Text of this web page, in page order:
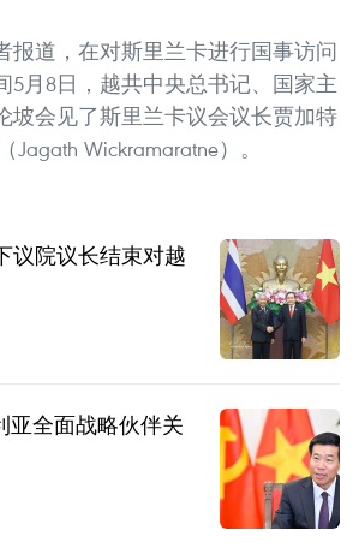
报道，在对斯里兰卡进行国事访问
5月8日，越共中央总书记、国家主
坡会见了斯里兰卡议会议长贾加特
Jagath Wickramaratne）。
议院议长结束对越
全面战略伙伴关